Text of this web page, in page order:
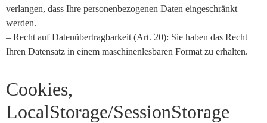
verlangen, dass Ihre personenbezogenen Daten eingeschränkt
werden.
– Recht auf Datenübertragbarkeit (Art. 20): Sie haben das Recht
Ihren Datensatz in einem maschinenlesbaren Format zu erhalten.
Cookies,
LocalStorage/SessionStorage